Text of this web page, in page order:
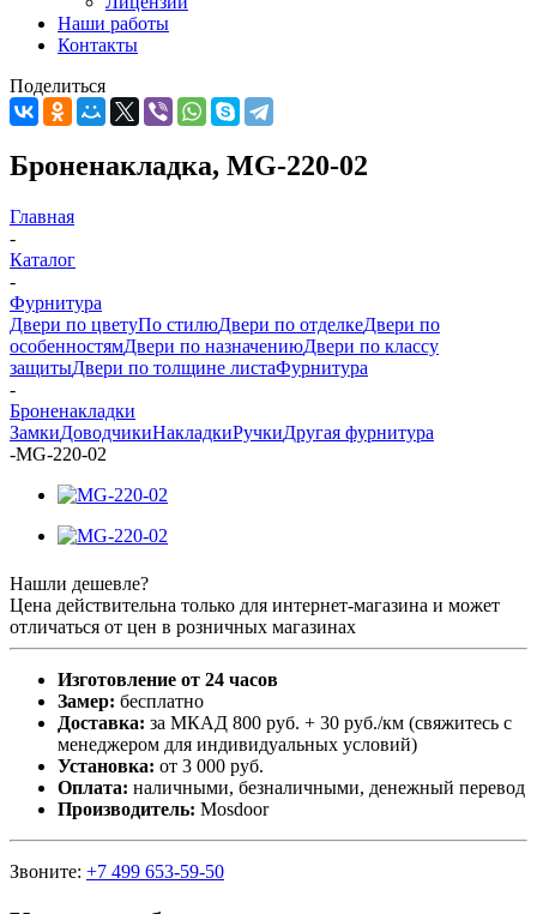
Наши работы
Контакты
Поделиться
Броненакладка, MG-220-02
Главная
-
Каталог
-
Фурнитура
Двери по цветуПо стилюДвери по отделкеДвери по
особенностямДвери по назначениюДвери по классу
защитыДвери по толщине листаФурнитура
-
Броненакладки
ЗамкиДоводчикиНакладкиРучкиДругая фурнитура
-MG-220-02
Нашли дешевле?
Цена действительна только для интернет-магазина и может
отличаться от цен в розничных магазинах
Изготовление от 24 часов
Замер: бесплатно
Доставка: за МКАД 800 руб. + 30 руб./км (свяжитесь с
менеджером для индивидуальных условий)
Установка: от 3 000 руб.
Оплата: наличными, безналичными, денежный перевод
Производитель: Mosdoor
Звоните: +7 499 653-59-50